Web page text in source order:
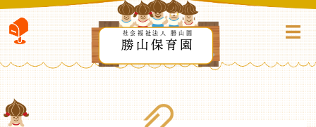
社会福祉法人 勝山園
勝山保育園